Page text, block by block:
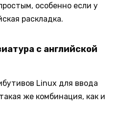
особенно если у
раскладка.
с английской
Linux для ввода
же комбинация, как и